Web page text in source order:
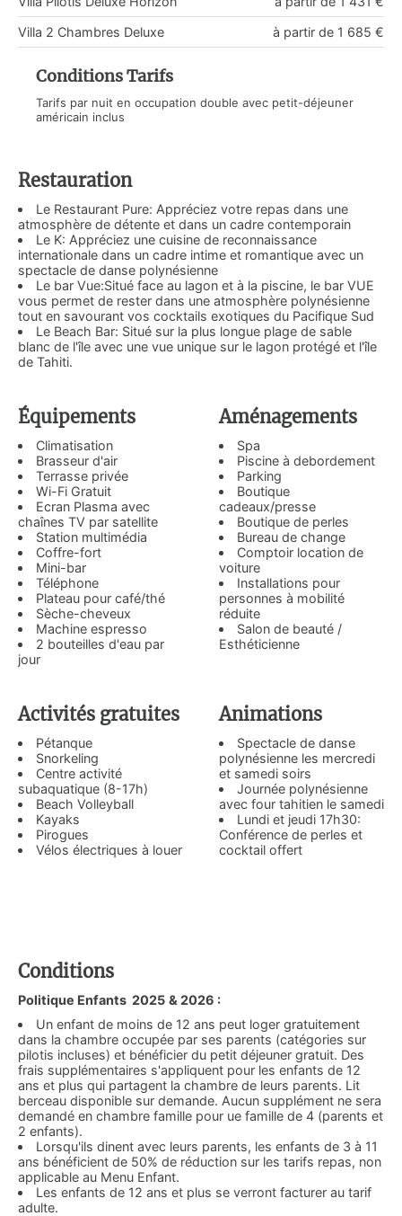
à partir de 1 685 €
Villa 2 Chambres Deluxe
Conditions Tarifs
Tarifs par nuit en occupation double avec petit-déjeuner
américain inclus
Restauration
Le Restaurant Pure: Appréciez votre repas dans une
atmosphère de détente et dans un cadre contemporain
Le K: Appréciez une cuisine de reconnaissance
internationale dans un cadre intime et romantique avec un
spectacle de danse polynésienne
Le bar Vue:Situé face au lagon et à la piscine, le bar VUE
vous permet de rester dans une atmosphère polynésienne
tout en savourant vos cocktails exotiques du Pacifique Sud
Le Beach Bar: Situé sur la plus longue plage de sable
blanc de l'île avec une vue unique sur le lagon protégé et l'île
de Tahiti.
Équipements
Climatisation
Brasseur d'air
Terrasse privée
Wi-Fi Gratuit
Ecran Plasma avec
chaînes TV par satellite
Station multimédia
Coffre-fort
Mini-bar
Téléphone
Plateau pour café/thé
Sèche-cheveux
Machine espresso
2 bouteilles d'eau par
jour
Aménagements
Spa
Piscine à debordement
Parking
Boutique
cadeaux/presse
Boutique de perles
Bureau de change
Comptoir location de
voiture
Installations pour
personnes à mobilité
réduite
Salon de beauté /
Esthéticienne
Activités gratuites
Pétanque
Snorkeling
Centre activité
subaquatique (8-17h)
Beach Volleyball
Kayaks
Pirogues
Vélos électriques à louer
Animations
Spectacle de danse
polynésienne les mercredi
et samedi soirs
Journée polynésienne
avec four tahitien le samedi
Lundi et jeudi 17h30:
Conférence de perles et
cocktail offert
Conditions
Politique Enfants 2025 & 2026 :
Un enfant de moins de 12 ans peut loger gratuitement
dans la chambre occupée par ses parents (catégories sur
pilotis incluses) et bénéficier du petit déjeuner gratuit. Des
frais supplémentaires s'appliquent pour les enfants de 12
ans et plus qui partagent la chambre de leurs parents. Lit
berceau disponible sur demande. Aucun supplément ne sera
demandé en chambre famille pour ue famille de 4 (parents et
2 enfants).
Lorsqu'ils dinent avec leurs parents, les enfants de 3 à 11
ans bénéficient de 50% de réduction sur les tarifs repas, non
applicable au Menu Enfant.
Les enfants de 12 ans et plus se verront facturer au tarif
adulte.